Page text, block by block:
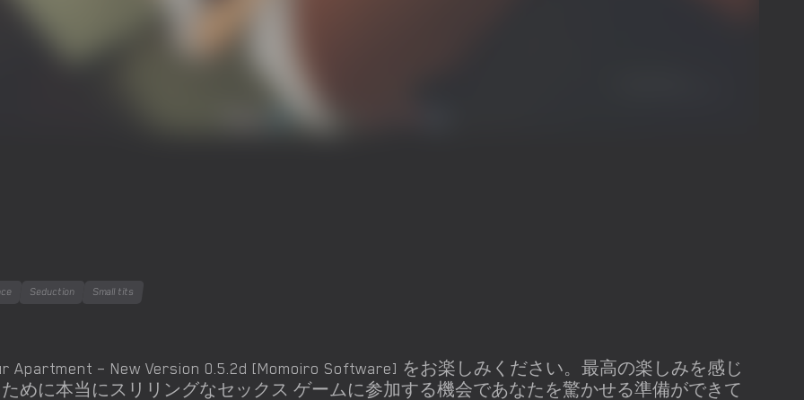
Seduction Small tits
Apartment – New Version 0.5.2d [Momoiro Software] をお楽しみください。最高の楽しみを感じ
めに本当にスリリングなセックス ゲームに参加する機会であなたを驚かせる準備ができて